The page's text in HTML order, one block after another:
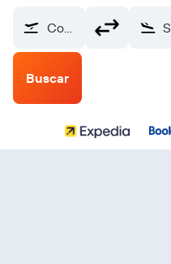
Comandante Espora (BHI)
Buscar